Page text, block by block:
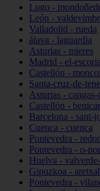
Lugo -
León -
Valladolid - rueda
álava - laguardia
Asturias - mieres
Madrid - el-
Castellón -
Santa-cruz-de-
Asturias -
Castellón -
Barcelona - sant-
Cuenca - cuenca
Pontevedra -
Pontevedra - o-
Huelva -
Gipuzkoa -
Pontevedra -